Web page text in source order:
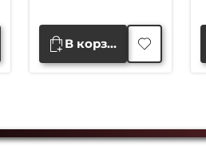
В корзину